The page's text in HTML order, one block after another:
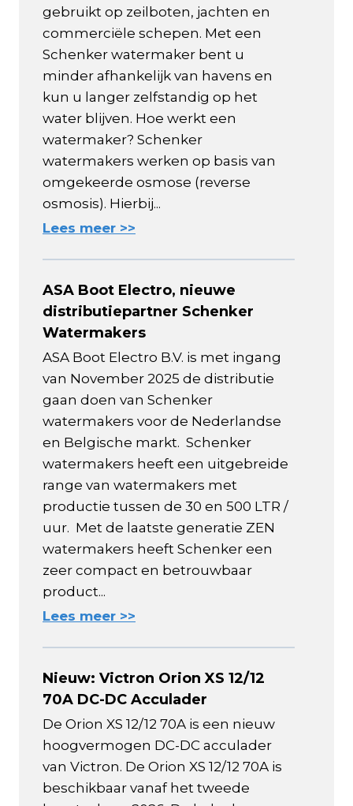
gebruikt op zeilboten, jachten en
commerciële schepen. Met een
Schenker watermaker bent u
minder afhankelijk van havens en
kun u langer zelfstandig op het
water blijven. Hoe werkt een
watermaker? Schenker
watermakers werken op basis van
omgekeerde osmose (reverse
osmosis). Hierbij...
Lees meer >>
ASA Boot Electro, nieuwe
distributiepartner Schenker
Watermakers
ASA Boot Electro B.V. is met ingang
van November 2025 de distributie
gaan doen van Schenker
watermakers voor de Nederlandse
en Belgische markt. Schenker
watermakers heeft een uitgebreide
range van watermakers met
productie tussen de 30 en 500 LTR /
uur. Met de laatste generatie ZEN
watermakers heeft Schenker een
zeer compact en betrouwbaar
product...
Lees meer >>
Nieuw: Victron Orion XS 12/12
70A DC-DC Acculader
De Orion XS 12/12 70A is een nieuw
hoogvermogen DC-DC acculader
van Victron. De Orion XS 12/12 70A is
beschikbaar vanaf het tweede